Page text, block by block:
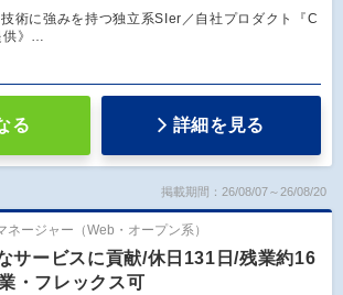
技術に強みを持つ独立系SIer／自社プロダクト『C
》…
る 詳細を見る
掲載期間：26/08/07～26/08/20
ネージャー（Web・オープン系）
ービスに貢献/休日131日/残業約16
・フレックス可